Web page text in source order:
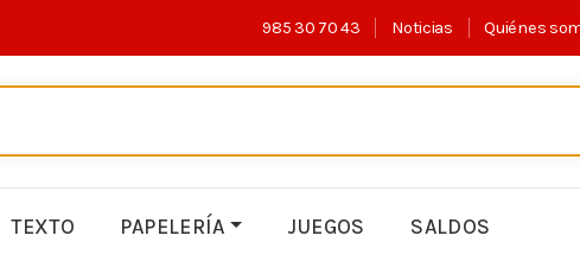
985 30 70 43 Noticias Quiénes
TEXTO PAPELERÍA JUEGOS SALDOS